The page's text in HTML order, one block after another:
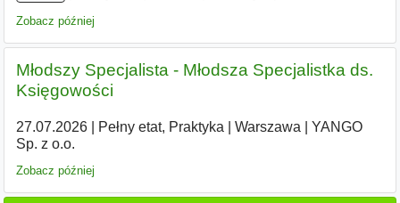
Zobacz później
Młodszy Specjalista - Młodsza Specjalistka ds.
Księgowości
27.07.2026| Pełny etat, Praktyka Warszawa
YANGO
Sp. z o.o.
Zobacz później